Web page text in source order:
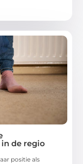
de regio
positie als